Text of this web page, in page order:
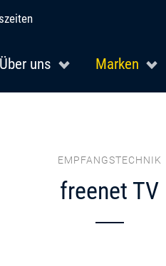
Über uns Marken
EMPFANGSTECHNIK
freenet TV